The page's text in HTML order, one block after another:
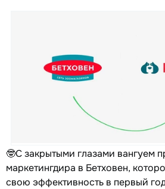
🤓С закрытыми глазами вангуем
маркетингдира в Бетховен,
свою эффективность в первый